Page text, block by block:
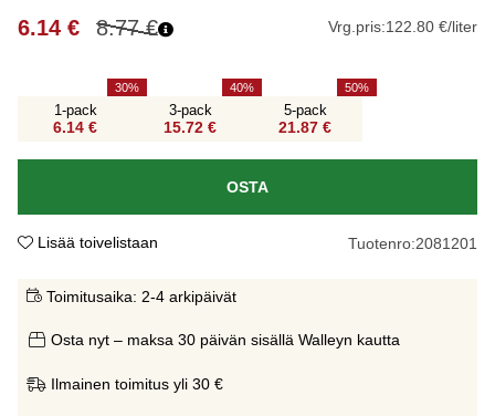
8.77€
6.14 € Vrg.pris:122.80 €/liter
1-pack
6.14 €
30
3-pack
15.72 €
40
5-pack
21.87 €
50
OSTA
Lisää toivelistaan Tuotenro:2081201
Toimitusaika: 2-4 arkipäivät
Osta nyt – maksa 30 päivän sisällä Walleyn kautta
Ilmainen toimitus yli 30 €